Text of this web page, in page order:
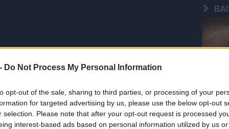
Do Not Process My Personal Information
opt-out of the sale, sharing to third parties, or processing of your
for targeted advertising by us, please use the below opt-out
selection. Please note that after your opt-out request is processed
interest-based ads based on personal information utilized by us